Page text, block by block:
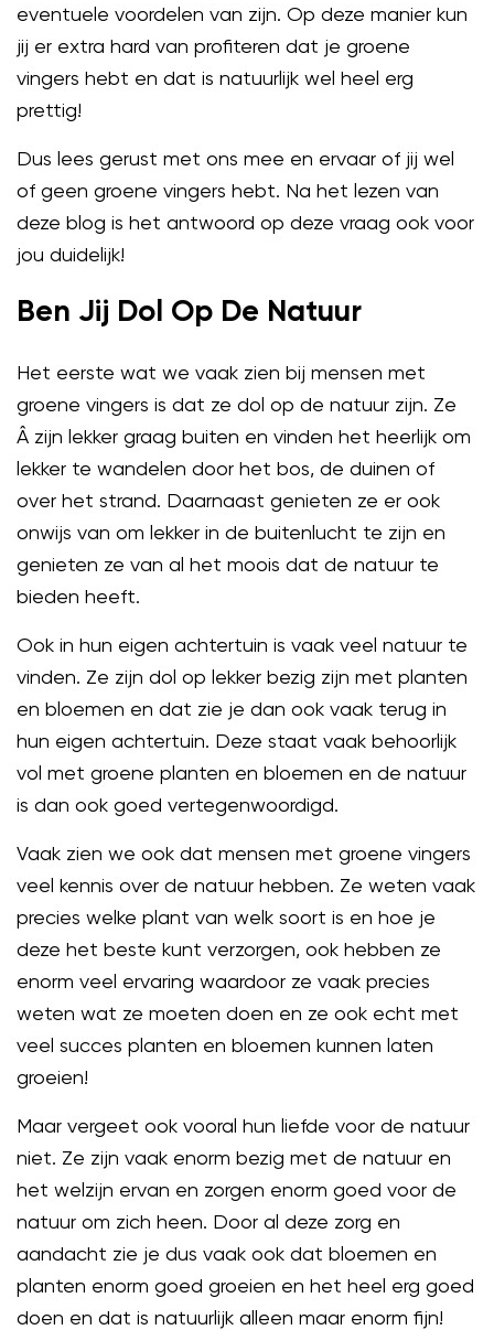
eventuele voordelen van zijn. Op deze manier kun
jij er extra hard van profiteren dat je groene
vingers hebt en dat is natuurlijk wel heel erg
prettig!
Dus lees gerust met ons mee en ervaar of jij wel
of geen groene vingers hebt. Na het lezen van
deze blog is het antwoord op deze vraag ook voor
jou duidelijk!
Ben Jij Dol Op De Natuur
Het eerste wat we vaak zien bij mensen met
groene vingers is dat ze dol op de natuur zijn. Ze
Â zijn lekker graag buiten en vinden het heerlijk om
lekker te wandelen door het bos, de duinen of
over het strand. Daarnaast genieten ze er ook
onwijs van om lekker in de buitenlucht te zijn en
genieten ze van al het moois dat de natuur te
bieden heeft.
Ook in hun eigen achtertuin is vaak veel natuur te
vinden. Ze zijn dol op lekker bezig zijn met planten
en bloemen en dat zie je dan ook vaak terug in
hun eigen achtertuin. Deze staat vaak behoorlijk
vol met groene planten en bloemen en de natuur
is dan ook goed vertegenwoordigd.
Vaak zien we ook dat mensen met groene vingers
veel kennis over de natuur hebben. Ze weten vaak
precies welke plant van welk soort is en hoe je
deze het beste kunt verzorgen, ook hebben ze
enorm veel ervaring waardoor ze vaak precies
weten wat ze moeten doen en ze ook echt met
veel succes planten en bloemen kunnen laten
groeien!
Maar vergeet ook vooral hun liefde voor de natuur
niet. Ze zijn vaak enorm bezig met de natuur en
het welzijn ervan en zorgen enorm goed voor de
natuur om zich heen. Door al deze zorg en
aandacht zie je dus vaak ook dat bloemen en
planten enorm goed groeien en het heel erg goed
doen en dat is natuurlijk alleen maar enorm fijn!